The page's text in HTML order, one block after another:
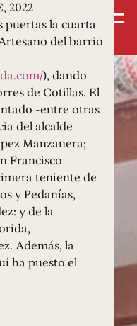
2022
puertas la cuarta
del barrio
), dando
de Cotillas. El
-entre otras
del alcalde
Manzanera;
Francisco
teniente de
y Pedanías,
y de la
Además, la
ha puesto el